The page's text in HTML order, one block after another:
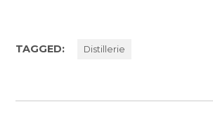
TAGGED: Distillerie